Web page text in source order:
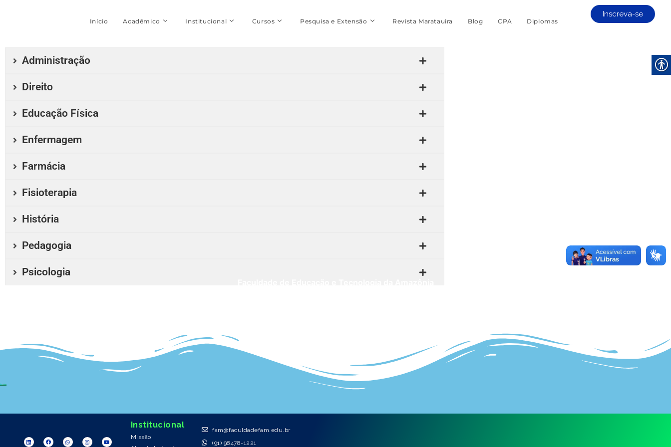
Início Acadêmico Institucional Cursos Pesquisa e Extensão Revista Maratauira Blog CPA Diplomas
Inscreva-se
Administração
Direito
Educação Física
Enfermagem
Farmácia
Fisioterapia
História
Pedagogia
Psicologia
Institucional
Missão
fam@faculdadefam.edu.br
(91) 98478-1221